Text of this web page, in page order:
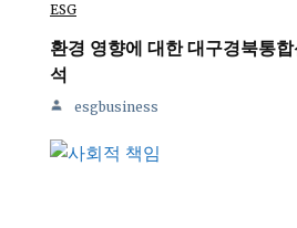
ESG
환경 영향에 대한 대구경북통
석
esgbusiness